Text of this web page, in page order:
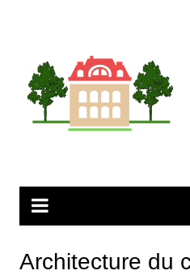
Architecture du